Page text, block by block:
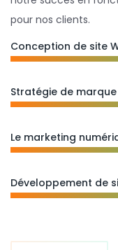
pour nos clients.
Conception de site
Stratégie de marque
Le marketing
Développement de